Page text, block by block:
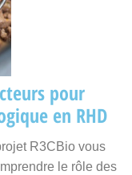
pour
en RHD
R3CBio vous
le rôle des